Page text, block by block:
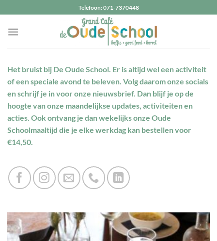
naar
inhoud
Telefoon: 071-7370448
Het bruist bij De Oude School. Er is altijd wel een activiteit
of een speciale avond te beleven. Volg daarom onze socials
en schrijf je in voor onze nieuwsbrief. Dan blijf je op de
hoogte van onze maandelijkse updates, activiteiten en
acties. Ook ontvang je dan wekelijks onze Oude
Schoolmaaltijd die je elke werkdag kan bestellen voor
€14,50.